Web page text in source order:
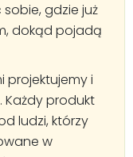
gdzie już
dokąd pojadą
projektujemy i
Każdy produkt
ludzi, którzy
w